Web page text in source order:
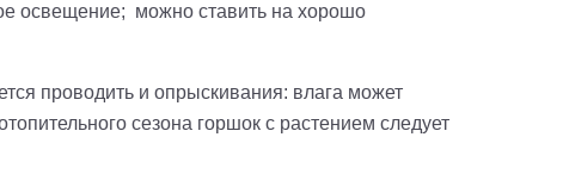
освещение; можно ставить на хорошо
проводить и опрыскивания: влага может
сезона горшок с растением следует